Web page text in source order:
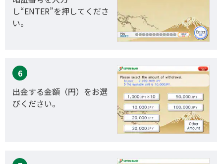
し“ENTER”を押してくださ
い。
6
出金する金額（円）をお選
びください。